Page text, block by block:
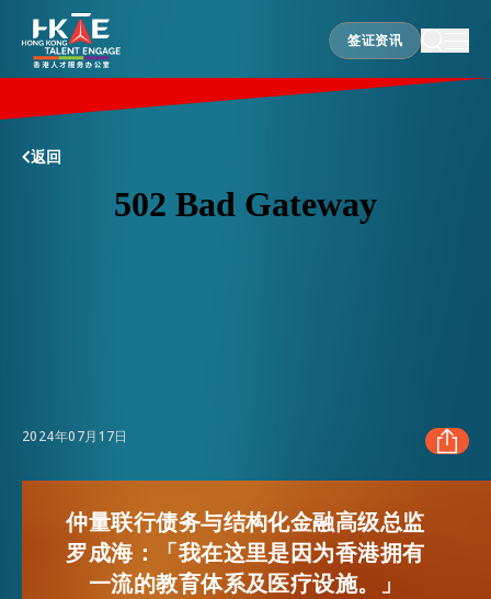
签证资讯
签证资讯
香港优势
在港营商
活动情报
返回
2024年07月17日
FACEBOOK
LINKEDIN
仲量联行债务与结构化金融高级总监
罗成海：「我在这里是因为香港拥有
一流的教育体系及医疗设施。」